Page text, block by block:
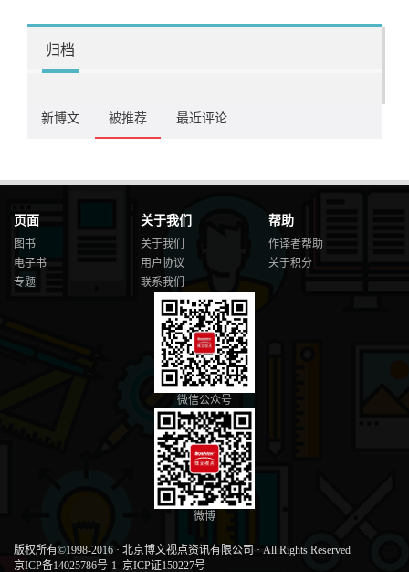
归档
新博文 被推荐 最近评论
页面
图书
电子书
专题
关于我们
关于我们
用户协议
联系我们
帮助
作译者帮助
关于积分
微信公众号
微博
版权所有©1998-2016 · 北京博文视点资讯有限公司 · All Rights Reserved
京ICP备14025786号-1 京ICP证150227号